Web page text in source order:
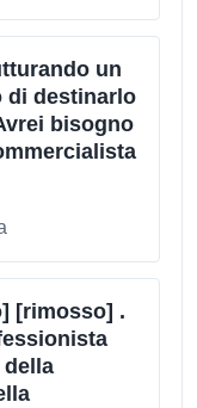
un
di destinarlo
bisogno
[rimosso] .